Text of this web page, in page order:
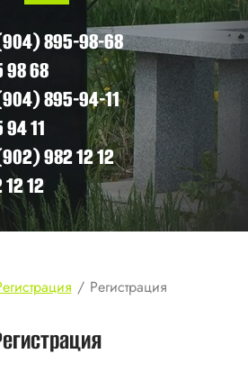
895-98-68
98 68
895-94-11
11
982 12 12
12
/ Регистрация